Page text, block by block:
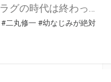
#二丸修一 #幼なじみが絶対